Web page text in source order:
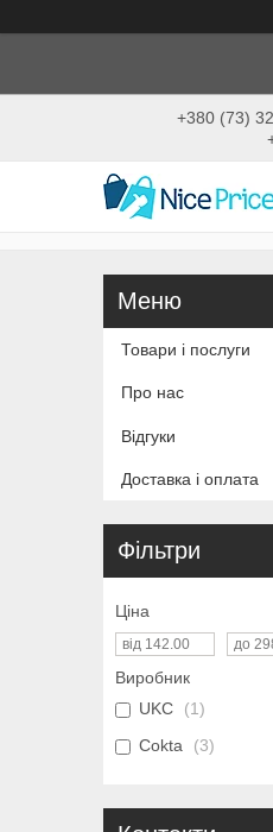
+380 (73)
Товари і послуги
Про нас
Відгуки
Доставка і оплата
Фільтри
Ціна
Виробник
UKC
1
Сokta
3